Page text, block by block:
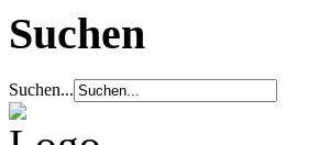
Suchen
Suchen...